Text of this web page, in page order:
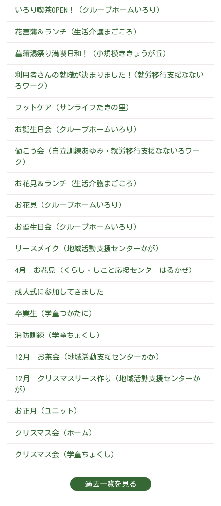
いろり喫茶OPEN！（グループホームいろり）
花菖蒲＆ランチ（生活介護まごころ）
菖蒲湯祭り満喫日和！（小規模ききょうが丘）
利用者さんの就職が決まりました！(就労移行支援なない
ろワーク)
フットケア（サンライフたきの里）
お誕生日会（グループホームいろり）
働こう会（自立訓練あゆみ・就労移行支援なないろワー
ク）
お花見＆ランチ（生活介護まごころ）
お花見（グループホームいろり）
お誕生日会（グループホームいろり）
リースメイク（地域活動支援センターかが）
4月 お花見（くらし・しごと応援センターはるかぜ）
成人式に参加してきました
卒業生（学童つかたに）
消防訓練（学童ちょくし）
12月 お茶会（地域活動支援センターかが）
12月 クリスマスリース作り（地域活動支援センターか
が）
お正月（ユニット）
クリスマス会（ホーム）
クリスマス会（学童ちょくし）
過去一覧を見る